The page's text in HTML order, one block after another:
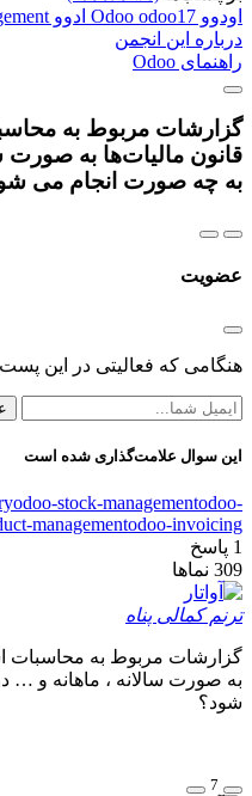
اودوو Odoo odoo17 ادوو
درباره این انجمن
راهنمای Odoo
گزارشات مربوط به
قانون مالیات‌ها به صورت
به چه صورت انجام می
عضویت
هنگامی که فعالیتی در این
این سوال علامت‌گذاری شده است
odoo-stock-managementodoo-
managementodoo-invoicing
1 پاسخ
309 نماها
ترنم کمالی پناه
گزارشات مربوط به محاسبات
به صورت سالانه ، ماهانه و …
شود؟
7